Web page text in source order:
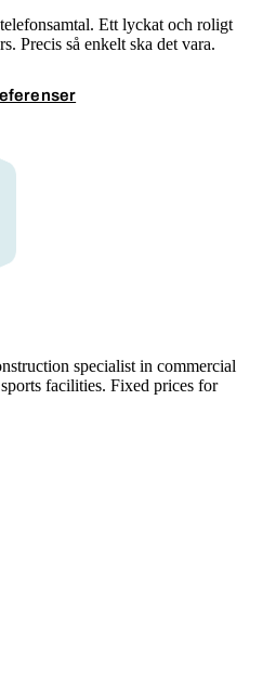
Ett lyckat och roligt
Precis så enkelt ska det vara.
specialist in commercial
facilities. Fixed prices for